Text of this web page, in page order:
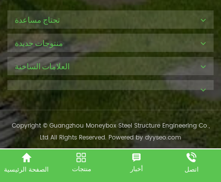
تحتاج مساعدة
منتوجات جديدة
العلامات الساخنة
Copyright © Guangzhou Moneybox Steel Structure Engineering Co.,
Ltd All Rights Reserved. Powered bydyyseo.com
الصفحة الرئيسية منتجات أخبار اتصل